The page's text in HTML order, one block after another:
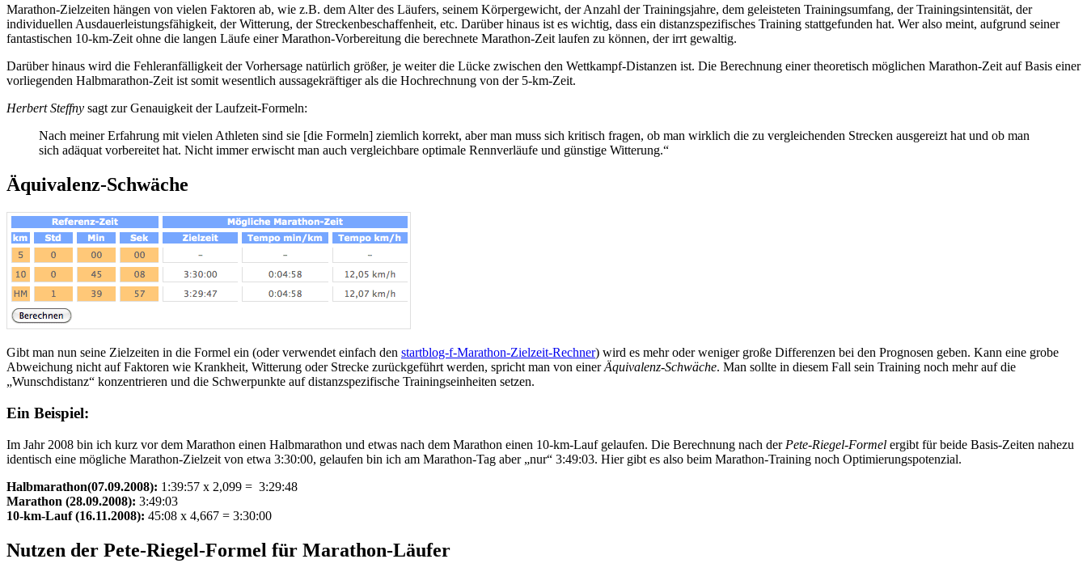
Marathon-Zielzeiten hängen von vielen Faktoren ab, wie z.B. dem Alter des Läufers, seinem Körpergewicht, der Anzahl der Trai­nings­jahre, dem geleisteten Trainingsumfang, der Trainingsintensität, der
individuellen Ausdauerleistungsfähigkeit, der Witterung, der Streckenbeschaffenheit, etc. Darüber hinaus ist es wichtig, dass ein distanzspezifisches Training stattgefunden hat. Wer also meint, aufgrund seiner
fantastischen 10-km-Zeit ohne die langen Läufe einer Marathon-Vorbereitung die berechnete Marathon-Zeit laufen zu können, der irrt gewaltig.
Darüber hinaus wird die Fehleranfälligkeit der Vorhersage natürlich größer, je weiter die Lücke zwischen den Wettkampf-Distanzen ist. Die Berechnung einer theoretisch möglichen Marathon-Zeit auf Basis einer
vorliegenden Halbmarathon-Zeit ist somit wesentlich aussagekräftiger als die Hochrechnung von der 5-km-Zeit.
Herbert Steffny sagt zur Genauigkeit der Laufzeit-Formeln:
Nach meiner Erfahrung mit vielen Athleten sind sie [die Formeln] ziemlich korrekt, aber man muss sich kritisch fragen, ob man wirklich die zu vergleichenden Strecken ausgereizt hat und ob man
sich adäquat vorbereitet hat. Nicht immer erwischt man auch vergleichbare optimale Rennverläufe und günstige Witterung.“
Äquivalenz-Schwäche
Gibt man nun seine Zielzeiten in die Formel ein (oder verwendet einfach den startblog-f-Marathon-Zielzeit-Rechner) wird es mehr oder weniger große Differenzen bei den Prognosen geben. Kann eine grobe
Abweichung nicht auf Faktoren wie Krankheit, Witterung oder Strecke zurückgeführt werden, spricht man von einerÄquivalenz-Schwäche. Man sollte in diesem Fall sein Training noch mehr auf die
„Wunschdistanz“ konzentrieren und die Schwerpunkte auf distanzspezifische Trainingseinheiten setzen.
Ein Beispiel:
Im Jahr 2008 bin ich kurz vor dem Marathon einen Halbmarathon und etwas nach dem Marathon einen 10-km-Lauf gelaufen. Die Berechnung nach der Pete-Riegel-Formel ergibt für beide Basis-Zeiten nahezu
identisch eine mögliche Marathon-Zielzeit von etwa 3:30:00, gelaufen bin ich am Marathon-Tag aber „nur“ 3:49:03. Hier gibt es also beim Marathon-Training noch Optimierungspotenzial.
Halbmarathon(07.09.2008): 1:39:57 x 2,099 = 3:29:48
Marathon (28.09.2008): 3:49:03
10-km-Lauf (16.11.2008): 45:08 x 4,667 = 3:30:00
Nutzen der Pete-Riegel-Formel für Marathon-Läufer